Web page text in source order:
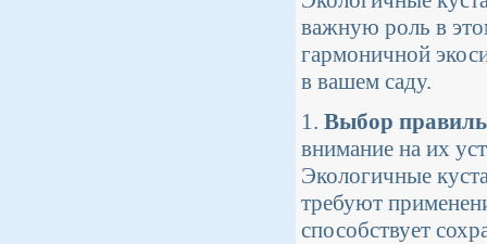
важную роль в
гармоничной
в вашем саду.
1. Выбор
внимание на их
Экологичные
требуют
способствует